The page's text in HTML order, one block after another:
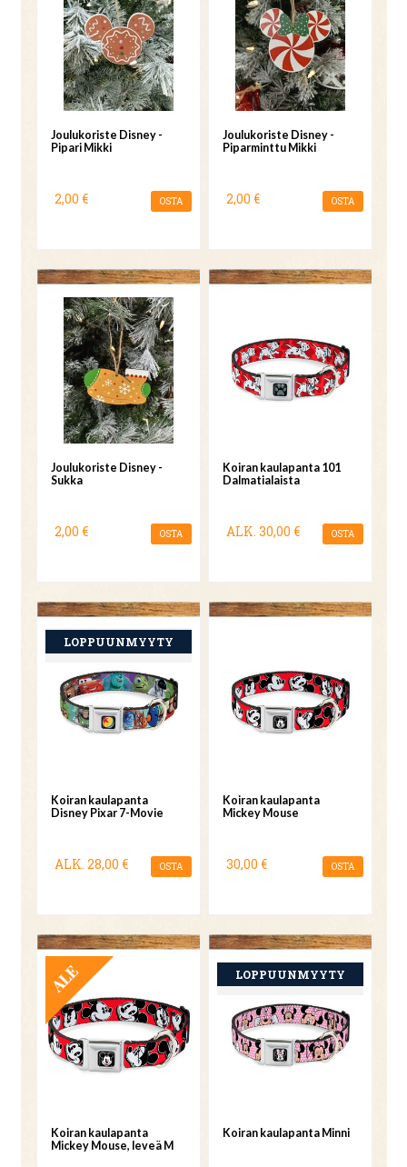
Joulukoriste Disney -
Pipari Mikki
2,00 € OSTA
Joulukoriste Disney -
Piparminttu Mikki
2,00 € OSTA
Joulukoriste Disney -
Sukka
2,00 € OSTA
Koiran kaulapanta 101
Dalmatialaista
ALK. 30,00 € OSTA
Koiran kaulapanta
Disney Pixar 7-Movie
ALK. 28,00 € OSTA
Koiran kaulapanta
Mickey Mouse
30,00 € OSTA
TARJOUS
Koiran kaulapanta
Mickey Mouse, leveä M
Koiran kaulapanta Minni